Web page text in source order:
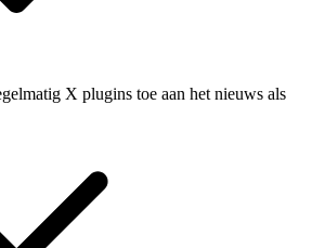
X plugins toe aan het nieuws als